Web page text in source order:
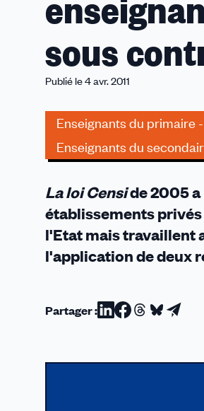
les
sous
Publié le 4 avr. 2011
Enseignants du primaire
Enseignants du
La loi Censide 2005 a
établissements
l'Etat mais travaillent
l'application de deux
Partager :Partager
Linkedin
Partager
Facebook
Partager
Threads
Partager
Bluesky
email